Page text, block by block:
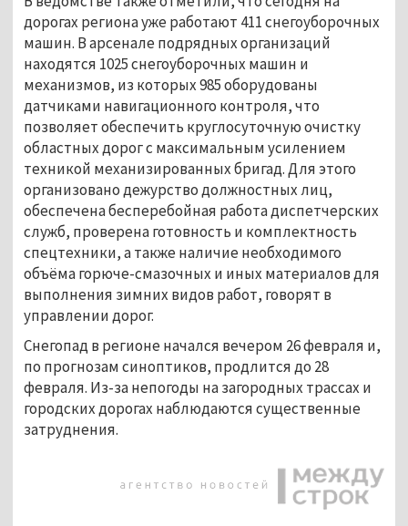
дорогах региона уже работают 411 снегоуборочных
машин. В арсенале подрядных организаций
находятся 1025 снегоуборочных машин и
механизмов, из которых 985 оборудованы
датчиками навигационного контроля, что
позволяет обеспечить круглосуточную очистку
областных дорог с максимальным усилением
техникой механизированных бригад. Для этого
организовано дежурство должностных лиц,
обеспечена бесперебойная работа диспетчерских
служб, проверена готовность и комплектность
спецтехники, а также наличие необходимого
объёма горюче-смазочных и иных материалов для
выполнения зимних видов работ, говорят в
управлении дорог.
Снегопад в регионе начался вечером 26 февраля и,
по прогнозам синоптиков, продлится до 28
февраля. Из-за непогоды на загородных трассах и
городских дорогах наблюдаются существенные
затруднения.